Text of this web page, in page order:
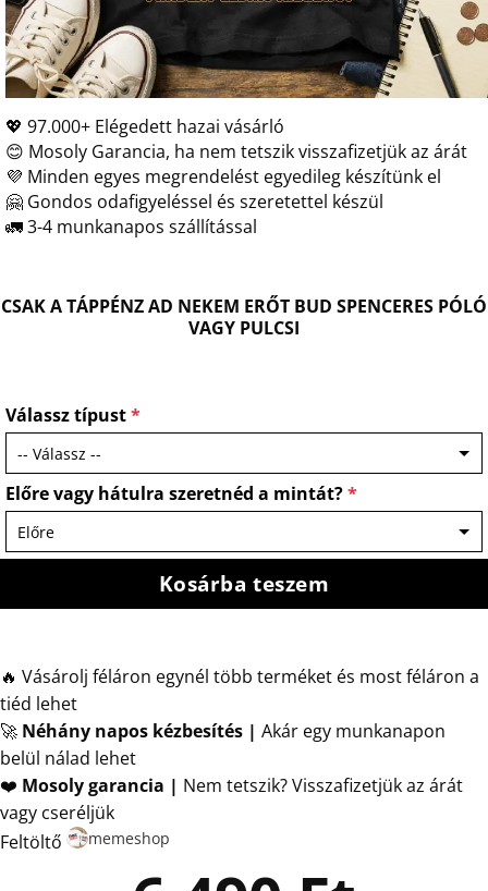
💖 97.000+ Elégedett hazai vásárló
😊 Mosoly Garancia, ha nem tetszik visszafizetjük az árát
💜 Minden egyes megrendelést egyedileg készítünk el
🤗 Gondos odafigyeléssel és szeretettel készül
🚛 3-4 munkanapos szállítással
CSAK A TÁPPÉNZ AD NEKEM ERŐT BUD SPENCERES PÓLÓ
VAGY PULCSI
Válassz típust*
Előre vagy hátulra szeretnéd a mintát?*
Kosárba teszem
🔥 Vásárolj féláron egynél több terméket és most féláron a
tiéd lehet
🚀 Néhány napos kézbesítés | Akár egy munkanapon
belül nálad lehet
❤️ Mosoly garancia | Nem tetszik? Visszafizetjük az árát
vagy cseréljük
Feltöltő
memeshop